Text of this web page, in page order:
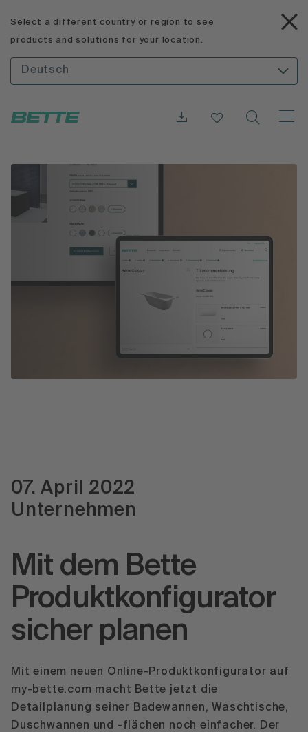
Select a different country or region to see
products and solutions for your location.
Deutsch
07. April 2022
Unternehmen
Mit dem Bette
Produktkonfigurator
sicher planen
Mit einem neuen Online-Produktkonfigurator auf
my-bette.com macht Bette jetzt die
Detailplanung seiner Badewannen, Waschtische,
Duschwannen und -flächen noch einfacher. Der